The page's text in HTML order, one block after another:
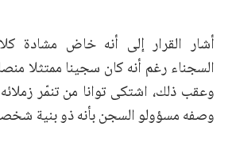
أشار القرار إلى أنه خاض مشادة
السجناء رغم أنه كان سجينا ممتثلا
وعقب ذلك، اشتكى توانا من تنمّر
وصفه مسؤولو السجن بأنه ذو بنية